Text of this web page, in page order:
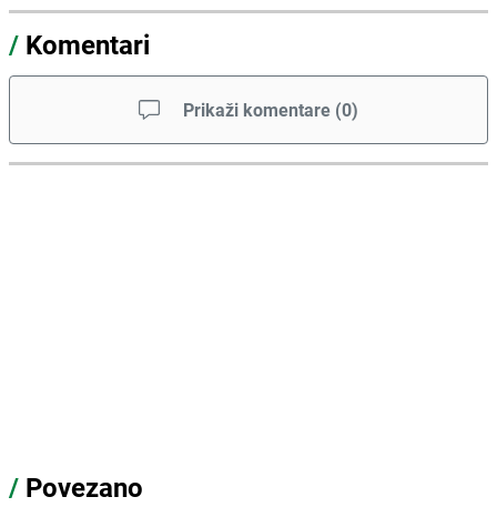
/ Komentari
Prikaži komentare (0)
/ Povezano